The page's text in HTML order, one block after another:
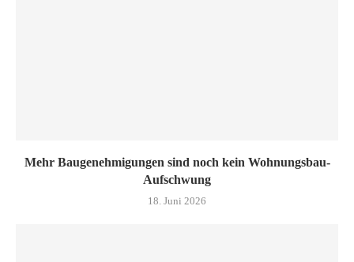
Mehr Baugenehmigungen sind noch kein Wohnungsbau-
Aufschwung
18. Juni 2026